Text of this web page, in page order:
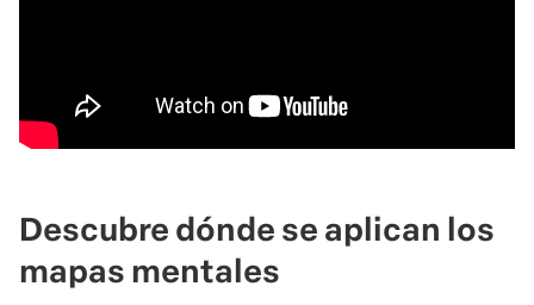
Descubre dónde se aplican los
mapas mentales